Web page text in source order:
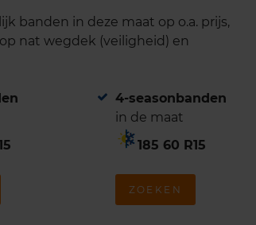
banden in deze maat op o.a. prijs,
nat wegdek (veiligheid) en
4-seasonbanden
in de maat
185 60 R15
ZOEKEN